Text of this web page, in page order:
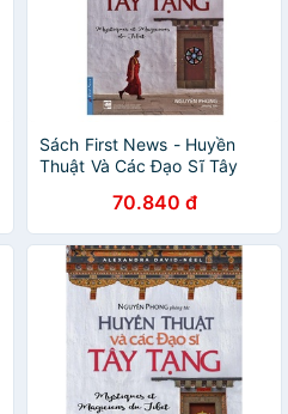
Sách First News - Huyền
Thuật Và Các Đạo Sĩ Tây
70.840 đ